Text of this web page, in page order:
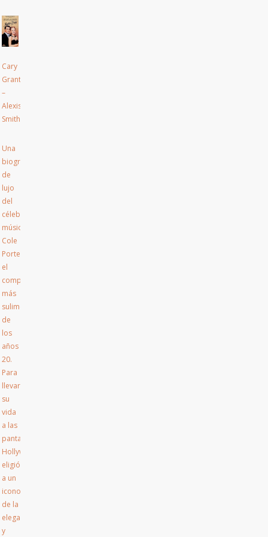
Cary
Grant
–
Alexis
Smith.
Una
biografía
de
lujo
del
célebre
músico
Cole
Porter,
el
compositor
más
sulime
de
los
años
20.
Para
llevar
su
vida
a las
pantallas,
Hollywood
eligió
a un
icono
de la
elegancia
y